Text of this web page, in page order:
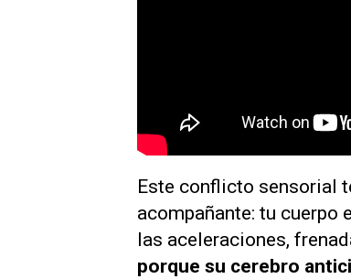
Este conflicto sensorial
acompañante: tu
las aceleraciones,
porque su cerebro